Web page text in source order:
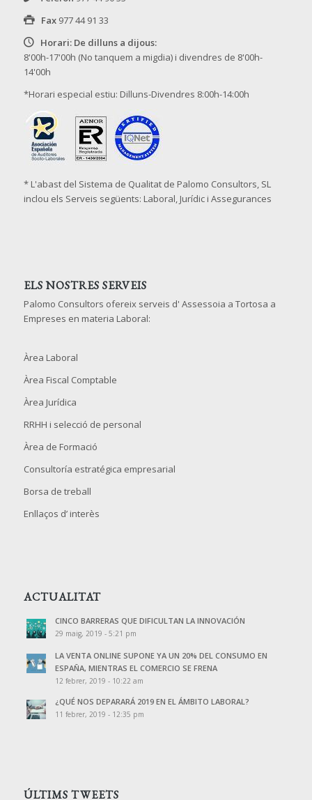
Fax 977 44 91 33
Horari: De dilluns a dijous:
8'00h-17'00h (No tanquem a migdia) i divendres de 8'00h-
14'00h
*Horari especial estiu: Dilluns-Divendres 8:00h-14:00h
* L'abast del Sistema de Qualitat de Palomo Consultors, SL
inclou els Serveis següents: Laboral, Jurídic i Assegurances
ELS NOSTRES SERVEIS
Palomo Consultors ofereix serveis d' Assessoia a Tortosa a
Empreses en materia Laboral:
Àrea Laboral
Àrea Fiscal Comptable
Àrea Jurídica
RRHH i selecció de personal
Àrea de Formació
Consultoría estratégica empresarial
Borsa de treball
Enllaços d’ interès
ACTUALITAT
CINCO BARRERAS QUE DIFICULTAN LA INNOVACIÓN
29 maig, 2019 - 5:21 pm
LA VENTA ONLINE SUPONE YA UN 20% DEL CONSUMO EN
ESPAÑA, MIENTRAS EL COMERCIO SE FRENA
12 febrer, 2019 - 10:22 am
¿QUÉ NOS DEPARARÁ 2019 EN EL ÁMBITO LABORAL?
11 febrer, 2019 - 12:35 pm
ÚLTIMS TWEETS